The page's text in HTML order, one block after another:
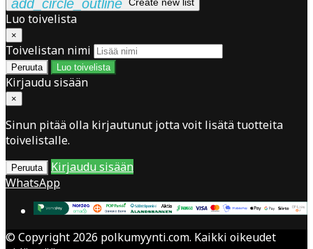
add_circle_outline Create new list
Luo toivelista
×
Toivelistan nimi
Peruuta Luo toivelista
Kirjaudu sisään
×
Sinun pitää olla kirjautunut jotta voit lisätä tuotteita
toivelistalle.
Peruuta
Kirjaudu sisään
WhatsApp
© Copyright 2026 polkumyynti.com. Kaikki oikeudet